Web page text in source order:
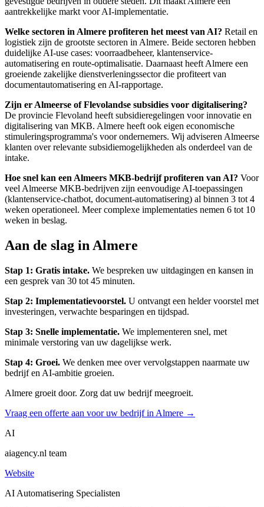
aantrekkelijke markt voor AI-implementatie.
Welke sectoren in Almere profiteren het meest van AI? Retail en
logistiek zijn de grootste sectoren in Almere. Beide sectoren hebben
duidelijke AI-use cases: voorraadbeheer, klantenservice-
automatisering en route-optimalisatie. Daarnaast heeft Almere een
groeiende zakelijke dienstverleningssector die profiteert van
documentautomatisering en AI-rapportage.
Zijn er Almeerse of Flevolandse subsidies voor digitalisering?
De provincie Flevoland heeft subsidieregelingen voor innovatie en
digitalisering van MKB. Almere heeft ook eigen economische
stimuleringsprogramma's voor ondernemers. Wij adviseren Almeerse
klanten over relevante subsidiemogelijkheden als onderdeel van de
intake.
Hoe snel kan een Almeers MKB-bedrijf profiteren van AI? Voor
veel Almeerse MKB-bedrijven zijn eenvoudige AI-toepassingen
(klantenservice-chatbot, document-automatisering) al binnen 3 tot 4
weken operationeel. Meer complexe implementaties nemen 6 tot 10
weken in beslag.
Aan de slag in Almere
Stap 1: Gratis intake. We bespreken uw uitdagingen en kansen in
een gesprek van 30 tot 45 minuten.
Stap 2: Implementatievoorstel. U ontvangt een helder voorstel met
investeringen, verwachte besparingen en tijdspad.
Stap 3: Snelle implementatie. We implementeren snel, met
minimale verstoring van uw dagelijkse werk.
Stap 4: Groei. We denken mee over vervolgstappen naarmate uw
bedrijf en AI-ambitie groeien.
Almere groeit door. Zorg dat uw bedrijf meegroeit.
Vraag een offerte aan voor uw bedrijf in Almere →
AI
aiagency.nl team
Website
AI Automatisering Specialisten